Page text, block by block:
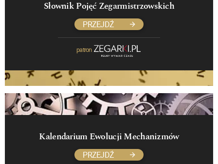
Słownik Pojęć Zegarmistrzowskich
PRZEJDŹ
patron
Kalendarium Ewolucji Mechanizmów
PRZEJDŹ